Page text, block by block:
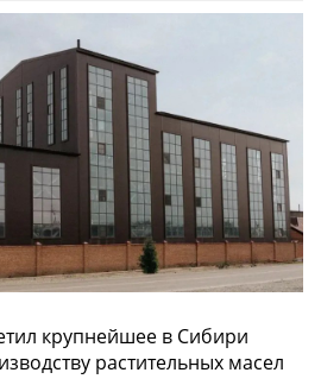
крупнейшее в Сибири
растительных масел